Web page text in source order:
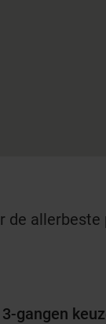
de allerbeste
gangen